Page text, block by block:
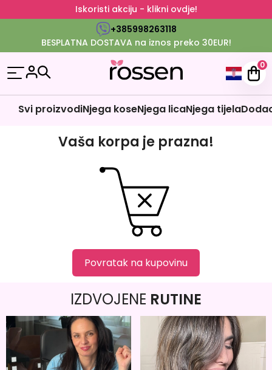
Iskoristi akciju - klikni ovdje!
+385998263118
BESPLATNA DOSTAVA na iznos preko 30EUR!
0
Svi proizvodiNjega koseNjega licaNjega tijela
Vaša korpa je prazna!
Povratak na kupovinu
IZDVOJENE RUTINE